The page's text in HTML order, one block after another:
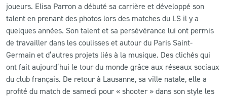
L’APP DU LS
LS ACADEMY CAMPS
MATCH DES CELEBRITES
PRESSE ET MEDIAS
joueurs. Elisa Parron a débuté sa carrière et développé son
talent en prenant des photos lors des matches du LS il y a
quelques années. Son talent et sa persévérance lui ont permis
de travailler dans les coulisses et autour du Paris Saint-
Germain et d’autres projets liés à la musique. Des clichés qui
ont fait aujourd’hui le tour du monde grâce aux réseaux sociaux
du club français. De retour à Lausanne, sa ville natale, elle a
profité du match de samedi pour « shooter » dans son style les